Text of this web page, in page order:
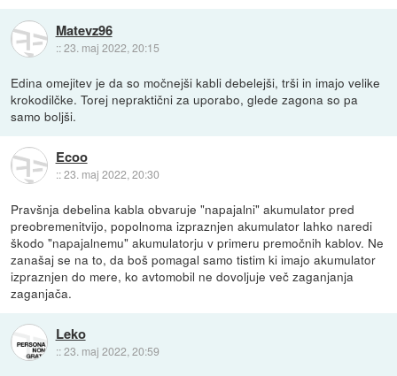
Matevz96
::23. maj 2022, 20:15
Edina omejitev je da so močnejši kabli debelejši, trši in imajo velike
krokodilčke. Torej nepraktični za uporabo, glede zagona so pa
samo boljši.
Ecoo
::23. maj 2022, 20:30
Pravšnja debelina kabla obvaruje "napajalni" akumulator pred
preobremenitvijo, popolnoma izpraznjen akumulator lahko naredi
škodo "napajalnemu" akumulatorju v primeru premočnih kablov. Ne
zanašaj se na to, da boš pomagal samo tistim ki imajo akumulator
izpraznjen do mere, ko avtomobil ne dovoljuje več zaganjanja
zaganjača.
Leko
::23. maj 2022, 20:59